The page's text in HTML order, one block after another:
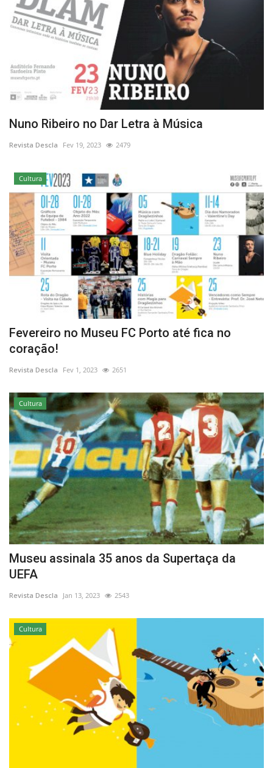
Nuno Ribeiro no Dar Letra à Música
Revista Descla Fev 19, 2023 2479
Cultura
Fevereiro no Museu FC Porto até fica no
coração!
Revista Descla Fev 1, 2023 2651
Cultura
Museu assinala 35 anos da Supertaça da
UEFA
Revista Descla Jan 13, 2023 2543
Cultura